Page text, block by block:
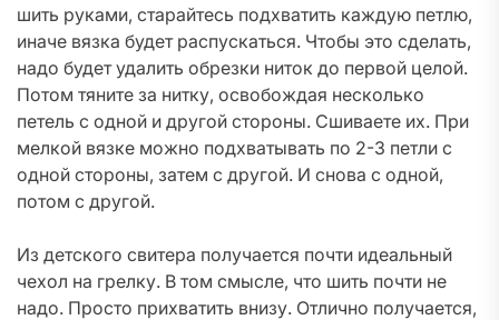
шить руками, старайтесь подхватить каждую петлю,
иначе вязка будет распускаться. Чтобы это сделать,
надо будет удалить обрезки ниток до первой целой.
Потом тяните за нитку, освобождая несколько
петель с одной и другой стороны. Сшиваете их. При
мелкой вязке можно подхватывать по 2-3 петли с
одной стороны, затем с другой. И снова с одной,
потом с другой.
Из детского свитера получается почти идеальный
чехол на грелку. В том смысле, что шить почти не
надо. Просто прихватить внизу. Отлично получается,